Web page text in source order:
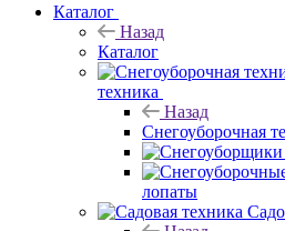
Каталог
Назад
Каталог
техника
Назад
Снегоуборочная
лопаты